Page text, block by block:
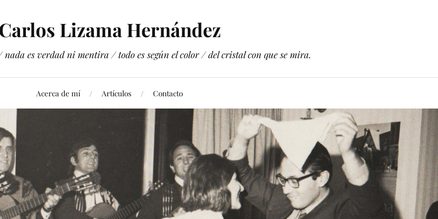
Lizama Hernández
es verdad ni mentira / todo es según el color / del cristal con que se mira.
Acerca de mí Artículos Contacto